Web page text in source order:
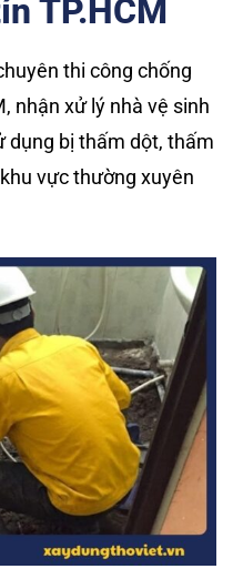
TP.HCM
thi công chống
nhận xử lý nhà vệ sinh
dụng bị thấm dột, thấm
vực thường xuyên